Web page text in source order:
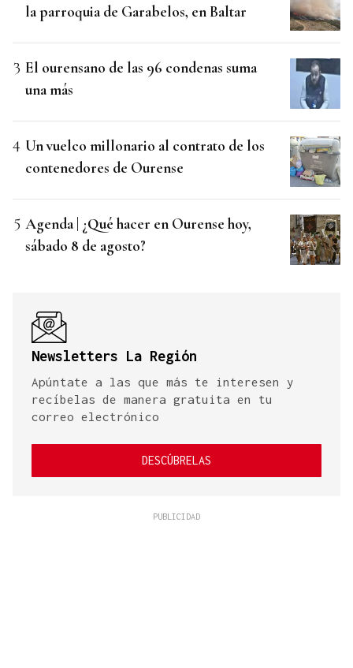
la parroquia de Garabelos, en Baltar
El ourensano de las 96 condenas suma
una más
Un vuelco millonario al contrato de los
contenedores de Ourense
Agenda | ¿Qué hacer en Ourense hoy,
sábado 8 de agosto?
Newsletters La Región
Apúntate a las que más te interesen y
recíbelas de manera gratuita en tu
correo electrónico
DESCÚBRELAS